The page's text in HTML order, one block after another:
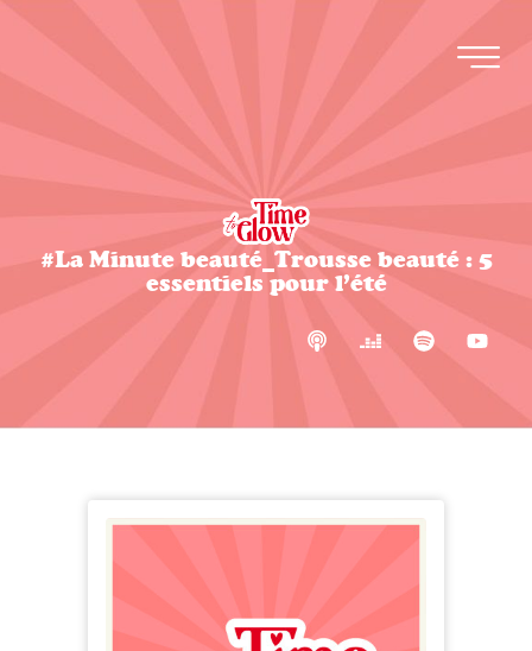
#La Minute beauté_Trousse beauté : 5
essentiels pour l’été